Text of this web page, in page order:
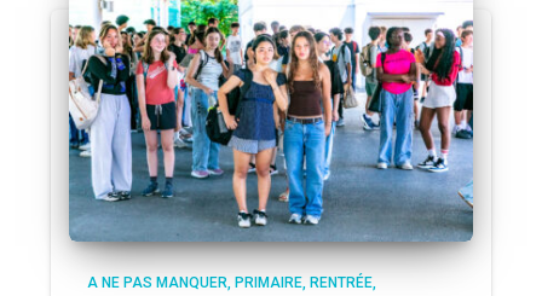
A NE PAS MANQUER PRIMAIRE RENTRÉE